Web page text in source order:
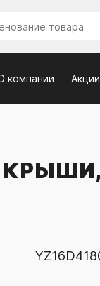
компании Акции